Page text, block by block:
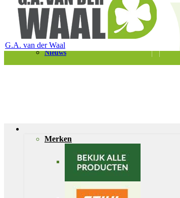
Telefoon 0180 – 421399
Schaapherderweg 6, 2988 CK Ridderkerk
Vacatures
Nieuws
G.A. van der Waal
Merken